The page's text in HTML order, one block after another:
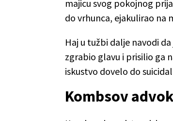
majicu svog pokojnog
do vrhunca, ejakulirao na
Haj u tužbi dalje navodi
zgrabio glavu i prisilio ga
iskustvo dovelo do
Kombsov